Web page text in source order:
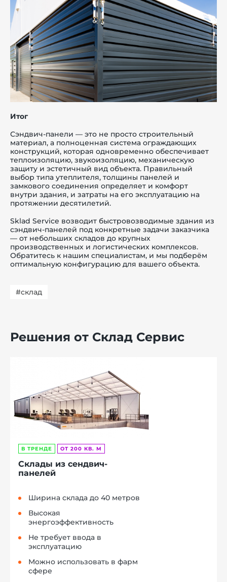
Итог
Сэндвич-панели — это не просто строительный
материал, а полноценная система ограждающих
конструкций, которая одновременно обеспечивает
теплоизоляцию, звукоизоляцию, механическую
защиту и эстетичный вид объекта. Правильный
выбор типа утеплителя, толщины панелей и
замкового соединения определяет и комфорт
внутри здания, и затраты на его эксплуатацию на
протяжении десятилетий.
Sklad Service возводит быстровозводимые здания из
сэндвич-панелей под конкретные задачи заказчика
— от небольших складов до крупных
производственных и логистических комплексов.
Обратитесь к нашим специалистам, и мы подберём
оптимальную конфигурацию для вашего объекта.
#склад
Решения от Склад Сервис
В ТРЕНДЕ ОТ 200 КВ. М
Склады из сендвич-
панелей
Ширина склада до 40 метров
Высокая
энергоэффективность
Не требует ввода в
эксплуатацию
Можно использовать в фарм
сфере